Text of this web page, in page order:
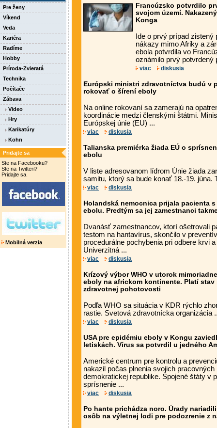
Pre ženy
Víkend
Veda
Kariéra
Radíme
Hobby
Príroda-Zvieratá
Technika
Počítače
Zábava
Video
Hry
Karikatúry
Kohn
Pridajte sa
Ste na Facebooku?
Ste na Twitteri?
Pridajte sa.
Mobilná verzia
Francúzsko potvrdilo
svojom území.
Konga
Ide o prvý prípad
nákazy mimo Afriky a
ebola potvrdila vo
oznámilo prvý potvrdený
viac diskusia
Európski ministri zdravotníctva budú v
rokovať o šírení eboly
Na online rokovaní sa zamerajú na
koordinácie medzi členskými štátmi.
Európskej únie (EU) ...
viac diskusia
Talianska premiérka žiada EÚ o
ebolu
V liste adresovanom lídrom Únie žiada
samitu, ktorý sa bude konať 18.-19. júna.
viac diskusia
Holandská nemocnica prijala pacienta
ebolu. Predtým sa jej zamestnanci
Dvanásť zamestnancov, ktorí ošetrovali
testom na hantavírus, skončilo v
procedurálne pochybenia pri odbere krvi
Univerzitná ...
viac diskusia
Krízový výbor WHO v utorok
eboly na africkom kontinente. Platí stav
zdravotnej pohotovosti
Podľa WHO sa situácia v KDR rýchlo
rastie. Svetová zdravotnícka organizácia
viac diskusia
USA pre epidémiu eboly v Kongu
letiskách. Vírus sa potvrdil u jedného
Americké centrum pre kontrolu a
nakazil počas plnenia svojich
demokratickej republike. Spojené štáty v
sprísnenie ...
viac diskusia
Po hante prichádza noro. Úrady
osôb na výletnej lodi pre podozrenie z